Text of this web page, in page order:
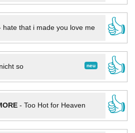
hate that i made you love me
👍
neu
so
👍
- Too Hot for Heaven
👍